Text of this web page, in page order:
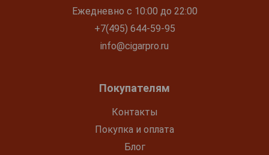
Ежедневно с 10:00 до 22:00
+7(495) 644-59-95
info@cigarpro.ru
Покупателям
Контакты
Покупка и оплата
Блог